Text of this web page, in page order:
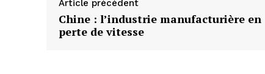
Article précédent
Chine : l’industrie manufacturière en
perte de vitesse